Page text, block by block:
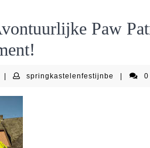
Paw
14
springkastelenfestijnbe 0